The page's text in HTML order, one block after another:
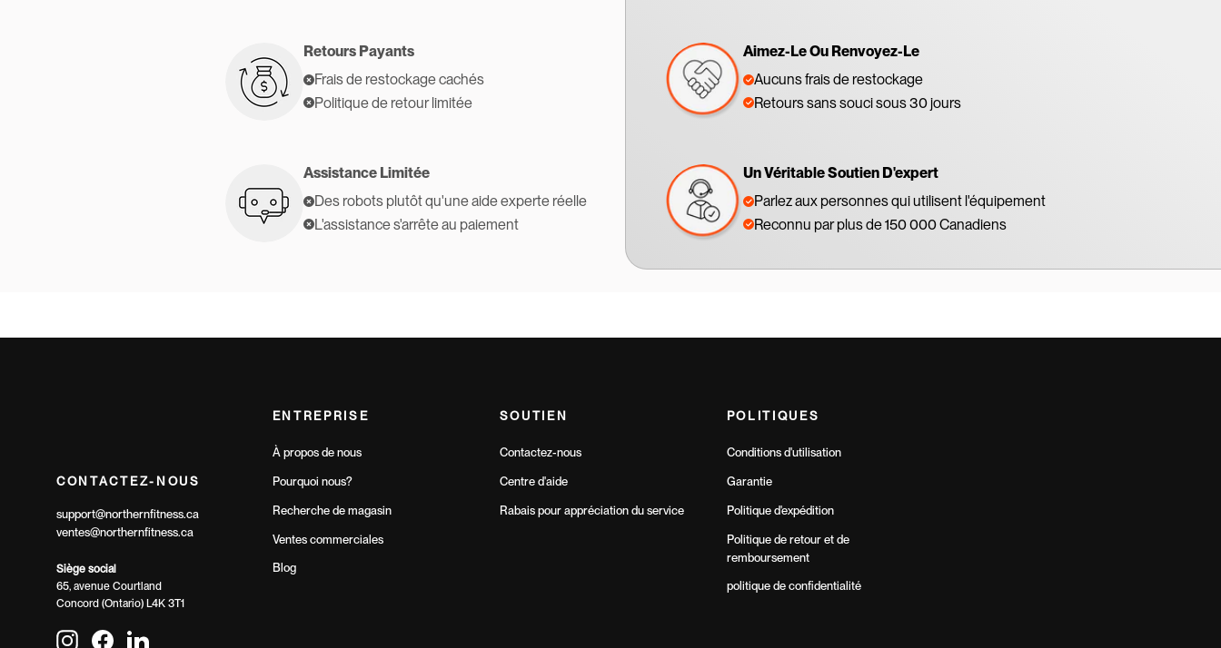
Retours Payants
Frais de restockage cachés
Politique de retour limitée
Aimez-Le Ou Renvoyez-Le
Aucuns frais de restockage
Retours sans souci sous 30 jours
Assistance Limitée
Des robots plutôt qu'une aide experte réelle
L'assistance s'arrête au paiement
Un Véritable Soutien D'expert
Parlez aux personnes qui utilisent l'équipement
Reconnu par plus de 150 000 Canadiens
CONTACTEZ-NOUS
support@northernfitness.ca
ventes@northernfitness.ca
Siège social
65, avenue Courtland
Concord (Ontario) L4K 3T1
InstagramFacebookLinkedIn
ENTREPRISE
À propos de nous
Pourquoi nous?
Recherche de magasin
Ventes commerciales
Blog
SOUTIEN
Contactez-nous
Centre d'aide
Rabais pour appréciation du service
POLITIQUES
Conditions d'utilisation
Garantie
Politique d'expédition
Politique de retour et de
remboursement
politique de confidentialité